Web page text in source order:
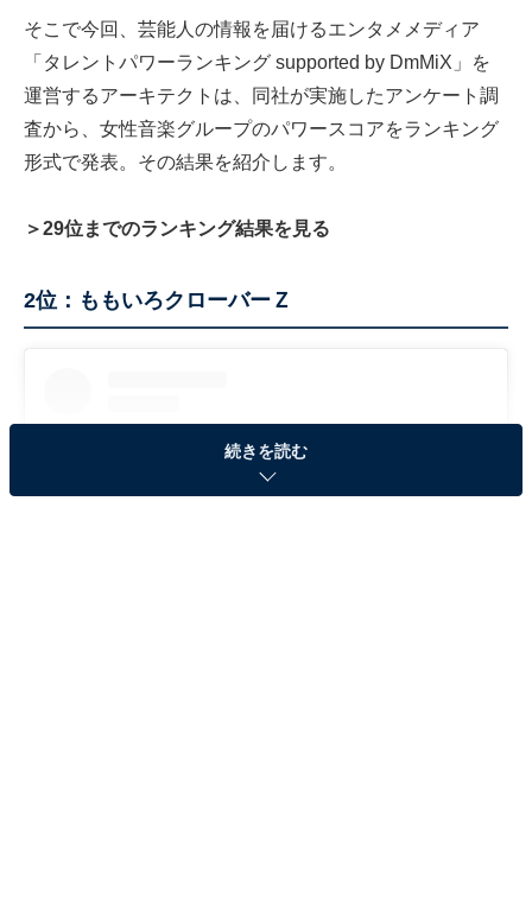
そこで今回、芸能人の情報を届けるエンタメメディア
「タレントパワーランキング supported by DmMiX」を
運営するアーキテクトは、同社が実施したアンケート調
査から、女性音楽グループのパワースコアをランキング
形式で発表。その結果を紹介します。
＞29位までのランキング結果を見る
2位：ももいろクローバーＺ
続きを読む